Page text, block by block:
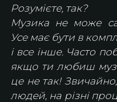
Розумієте, так?
Музика не може
Усе має бути в
і все інше. Часто
якщо ти любиш
це не так!
людей, на різні